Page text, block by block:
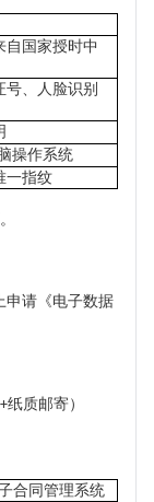
自国家授时中
号、人脸识别
操作系统
一指纹
申请《电子数据
+纸质邮寄）
合同管理系统